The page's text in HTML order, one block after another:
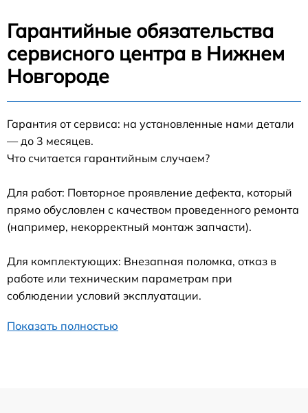
Гарантийные обязательства
сервисного центра в Нижнем
Новгороде
Гарантия от сервиса: на установленные нами детали
— до 3 месяцев.
Что считается гарантийным случаем?
Для работ: Повторное проявление дефекта, который
прямо обусловлен с качеством проведенного ремонта
(например, некорректный монтаж запчасти).
Для комплектующих: Внезапная поломка, отказ в
работе или техническим параметрам при
соблюдении условий эксплуатации.
Показать полностью